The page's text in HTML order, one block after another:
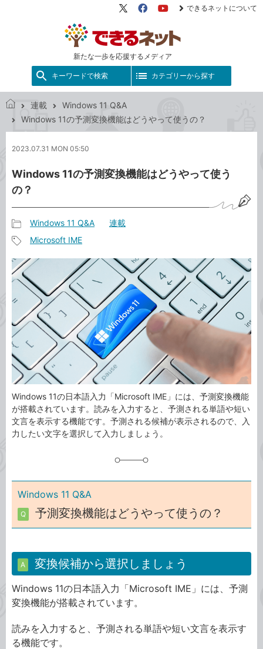
新たな一歩を応援するメディア
X（旧
FacebookYouTube
できるネットについて
キーワードで検索 カテゴリーから探す
で
ネ
ト
連載
Windows 11 Q&A
Windows 11の予測変換機能はどうやって使うの？
2023.07.31 MON 05:50
Windows 11の予測変換機能はどうやって使う
の？
事
カ
テ
ゴ
Windows 11 Q&A 連載
事
タ
グ
Microsoft IME
Windows 11の日本語入力「Microsoft IME」には、予測変換機能
が搭載されています。読みを入力すると、予測される単語や短い
文言を表示する機能です。予測される候補が表示されるので、入
力したい文字を選択して入力しましょう。
Windows 11 Q&A
Q 予測変換機能はどうやって使うの？
A 変換候補から選択しましょう
Windows 11の日本語入力「Microsoft IME」には、予測
変換機能が搭載されています。
読みを入力すると、予測される単語や短い文言を表示す
る機能です。